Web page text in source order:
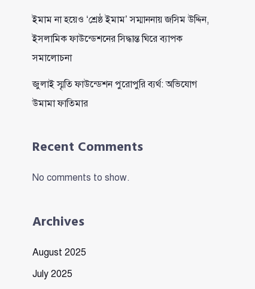
ইমাম না হয়েও ‘শ্রেষ্ঠ ইমাম’ সম্মাননায় জসিম উদ্দিন,
ইসলামিক ফাউন্ডেশনের সিদ্ধান্ত ঘিরে ব্যাপক
সমালোচনা
জুলাই স্মৃতি ফাউন্ডেশন পুরোপুরি ব্যর্থ: অভিযোগ
উমামা ফাতিমার
Recent Comments
No comments to show.
Archives
August 2025
July 2025